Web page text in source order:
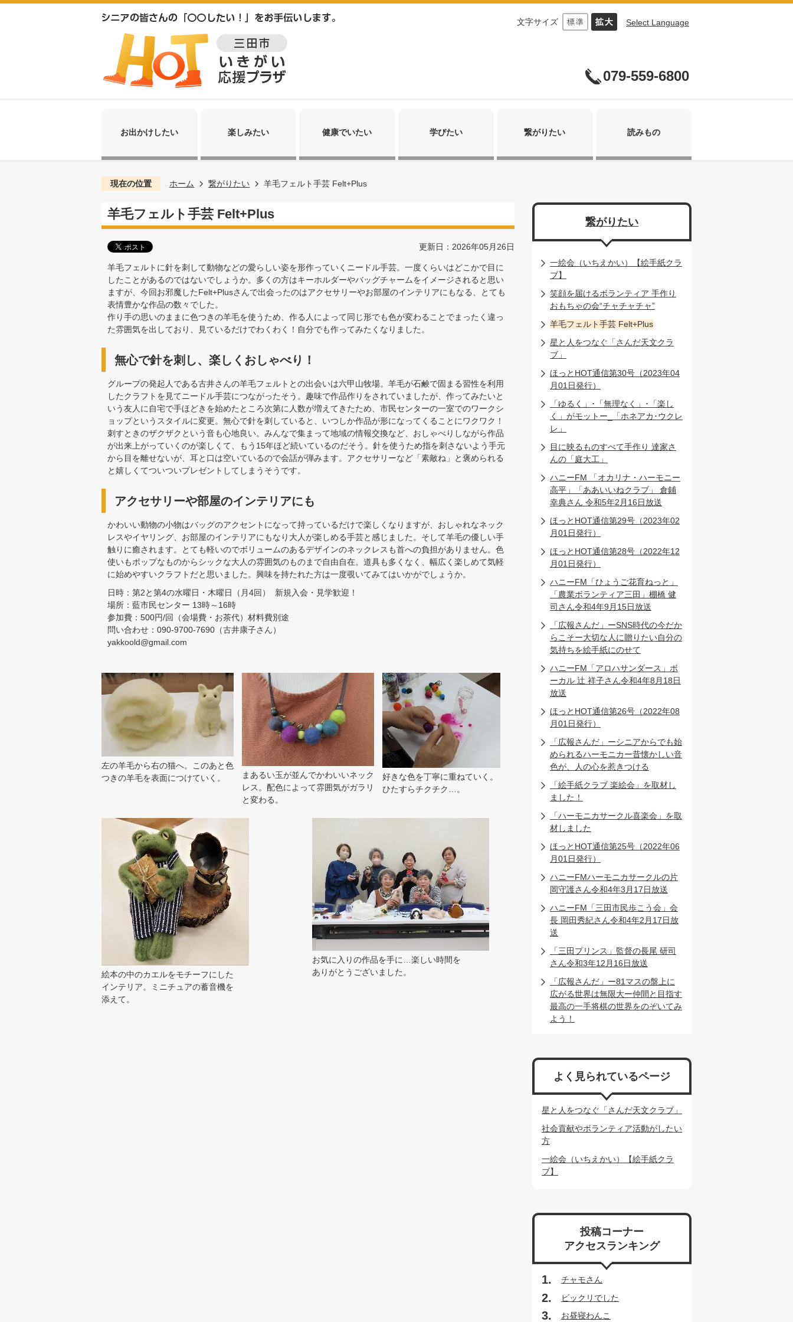
文字サイズ Select Language
079-559-6800
お出かけしたい 楽しみたい 健康でいたい 学びたい 繋がりたい 読みもの
現在の位置 ホーム 繋がりたい 羊毛フェルト手芸 Felt+Plus
羊毛フェルト手芸 Felt+Plus
更新日：2026年05月26日
羊毛フェルトに針を刺して動物などの愛らしい姿を形作っていくニードル手芸。一度くらいはどこかで目に
したことがあるのではないでしょうか。多くの方はキーホルダーやバッグチャームをイメージされると思い
ますが、今回お邪魔したFelt+Plusさんで出会ったのはアクセサリーやお部屋のインテリアにもなる、とても
表情豊かな作品の数々でした。
作り手の思いのままに色つきの羊毛を使うため、作る人によって同じ形でも色が変わることでまったく違っ
た雰囲気を出しており、見ているだけでわくわく！自分でも作ってみたくなりました。
無心で針を刺し、楽しくおしゃべり！
グループの発起人である古井さんの羊毛フェルトとの出会いは六甲山牧場。羊毛が石鹸で固まる習性を利用
したクラフトを見てニードル手芸につながったそう。趣味で作品作りをされていましたが、作ってみたいと
いう友人に自宅で手ほどきを始めたところ次第に人数が増えてきたため、市民センターの一室でのワークシ
ョップというスタイルに変更。無心で針を刺していると、いつしか作品が形になってくることにワクワク！
刺すときのザクザクという音も心地良い。みんなで集まって地域の情報交換など、おしゃべりしながら作品
が出来上がっていくのが楽しくて、もう15年ほど続いているのだそう。針を使うため指を刺さないよう手元
から目を離せないが、耳と口は空いているので会話が弾みます。アクセサリーなど「素敵ね」と褒められる
と嬉しくてついついプレゼントしてしまうそうです。
アクセサリーや部屋のインテリアにも
かわいい動物の小物はバッグのアクセントになって持っているだけで楽しくなりますが、おしゃれなネック
レスやイヤリング、お部屋のインテリアにもなり大人が楽しめる手芸と感じました。そして羊毛の優しい手
触りに癒されます。とても軽いのでボリュームのあるデザインのネックレスも首への負担がありません。色
使いもポップなものからシックな大人の雰囲気のものまで自由自在。道具も多くなく、幅広く楽しめて気軽
に始めやすいクラフトだと思いました。興味を持たれた方は一度覗いてみてはいかがでしょうか。
日時：第2と第4の水曜日・木曜日（月4回） 新規入会・見学歓迎！
場所：藍市民センター 13時～16時
参加費：500円/回（会場費・お茶代）材料費別途
問い合わせ：090-9700-7690（古井康子さん）
yakkoold@gmail.com
左の羊毛から右の猫へ。このあと色
つきの羊毛を表面につけていく。
まあるい玉が並んでかわいいネック
レス。配色によって雰囲気がガラリ
と変わる。
好きな色を丁寧に重ねていく。
ひたすらチクチク…。
絵本の中のカエルをモチーフにした
インテリア。ミニチュアの蓄音機を
添えて。
お気に入りの作品を手に…楽しい時間を
ありがとうございました。
繋がりたい
一絵会（いちえかい）【絵手紙クラ
ブ】
笑顔を届けるボランティア 手作り
おもちゃの会“チャチャチャ”
羊毛フェルト手芸 Felt+Plus
星と人をつなぐ「さんだ天文クラ
ブ」
ほっとHOT通信第30号（2023年04
月01日発行）
「ゆるく」･「無理なく」･「楽し
く」がモットー_「ホネアカ･ウクレ
レ」
目に映るものすべて手作り 達家さ
んの「庭大工」
ハニーFM 「オカリナ・ハーモニー
高平」「ああいいねクラブ」 倉鋪
幸典さん 令和5年2月16日放送
ほっとHOT通信第29号（2023年02
月01日発行）
ほっとHOT通信第28号（2022年12
月01日発行）
ハニーFM「ひょうご花育ねっと」
「農業ボランティア三田」棚橋 健
司さん令和4年9月15日放送
「広報さんだ」ーSNS時代の今だか
らこそー大切な人に贈りたい自分の
気持ちを絵手紙にのせて
ハニーFM「アロハサンダース」ボ
ーカル 辻 祥子さん令和4年8月18日
放送
ほっとHOT通信第26号（2022年08
月01日発行）
「広報さんだ」ーシニアからでも始
められるハーモニカー昔懐かしい音
色が、人の心を惹きつける
「絵手紙クラブ 楽絵会」を取材し
ました！
「ハーモニカサークル喜楽会」を取
材しました
ほっとHOT通信第25号（2022年06
月01日発行）
ハニーFMハーモニカサークルの片
岡守護さん令和4年3月17日放送
ハニーFM「三田市民歩こう会」会
長 岡田秀紀さん令和4年2月17日放
送
「三田プリンス」監督の長尾 研司
さん令和3年12月16日放送
「広報さんだ」ー81マスの盤上に
広がる世界は無限大ー仲間と目指す
最高の一手将棋の世界をのぞいてみ
よう！
よく見られているページ
星と人をつなぐ「さんだ天文クラブ」
社会貢献やボランティア活動がしたい
方
一絵会（いちえかい）【絵手紙クラ
ブ】
投稿コーナー
アクセスランキング
チャモさん
ビックリでした
お昼寝わんこ